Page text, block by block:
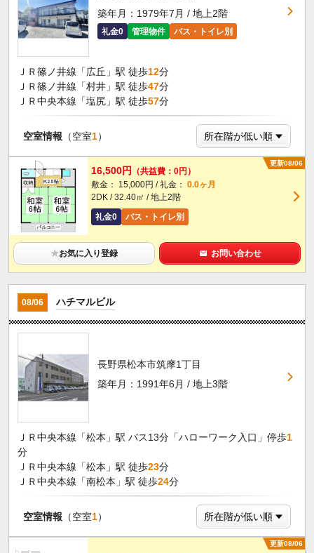
築年月：1979年7月 / 地上2階
礼金0 管理物件 バス・トイレ別
ＪＲ篠ノ井線「広丘」駅 徒歩12分
ＪＲ篠ノ井線「村井」駅 徒歩47分
ＪＲ中央本線「塩尻」駅 徒歩57分
空室情報 （空室1）
更新08/06
16,500円
（共益費：0円）
敷金： 15,000円 / 礼金： 0.0ヶ月
2DK / 32.40㎡ / 地上2階
礼金0
バス・トイレ別
★お気に入り登録 お問い合わせ
08/06 ハチマルビル
長野県松本市筑摩1丁目
築年月：1991年6月 / 地上3階
ＪＲ中央本線「松本」駅 バス13分「ハローワーク入口」停歩1
分
ＪＲ中央本線「松本」駅 徒歩23分
ＪＲ中央本線「南松本」駅 徒歩24分
空室情報 （空室1）
更新08/06